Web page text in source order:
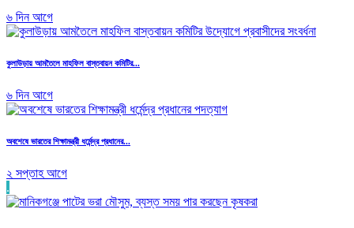
৬ দিন আগে
কুলাউড়ায় আমতৈলে মাহফিল বাস্তবায়ন কমিটির...
৬ দিন আগে
অবশেষে ভারতের শিক্ষামন্ত্রী ধর্মেন্দ্র প্রধানের...
২ সপ্তাহ আগে
.